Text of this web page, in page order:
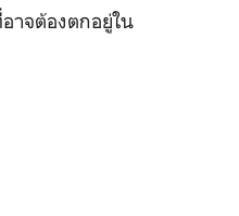
าจต้องตกอยู่ใน